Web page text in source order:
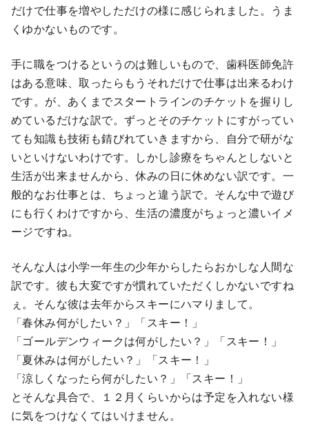
だけで仕事を増やしただけの様に感じられました。うま
くゆかないものです。
手に職をつけるというのは難しいもので、歯科医師免許
はある意味、取ったらもうそれだけで仕事は出来るわけ
です。が、あくまでスタートラインのチケットを握りし
めているだけな訳で。ずっとそのチケットにすがってい
ても知識も技術も錆びれていきますから、自分で研がな
いといけないわけです。しかし診療をちゃんとしないと
生活が出来ませんから、休みの日に休めない訳です。一
般的なお仕事とは、ちょっと違う訳で。そんな中で遊び
にも行くわけですから、生活の濃度がちょっと濃いイメ
ージですね。
そんな人は小学一年生の少年からしたらおかしな人間な
訳です。彼も大変ですが慣れていただくしかないですね
ぇ。そんな彼は去年からスキーにハマりまして。
「春休み何がしたい？」「スキー！」
「ゴールデンウィークは何がしたい？」「スキー！」
「夏休みは何がしたい？」「スキー！」
「涼しくなったら何がしたい？」「スキー！」
とそんな具合で、１２月くらいからは予定を入れない様
に気をつけなくてはいけません。